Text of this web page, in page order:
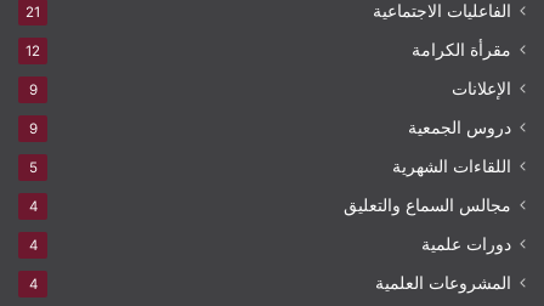
الفاعليات الاجتماعية 21
مقرأة الكرامة 12
الإعلانات 9
دروس الجمعية 9
اللقاءات الشهرية 5
مجالس السماع والتعليق 4
دورات علمية 4
المشروعات العلمية 4